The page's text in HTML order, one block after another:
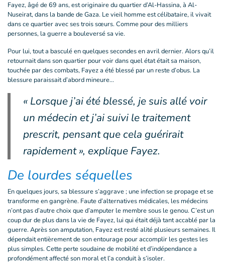
Fayez, âgé de 69 ans, est originaire du quartier d’Al-Hassina, à Al-
Nuseirat, dans la bande de Gaza. Le vieil homme est célibataire, il vivait
dans ce quartier avec ses trois sœurs. Comme pour des milliers
personnes, la guerre a bouleversé sa vie.
Pour lui, tout a basculé en quelques secondes en avril dernier. Alors qu’il
retournait dans son quartier pour voir dans quel état était sa maison,
touchée par des combats, Fayez a été blessé par un reste d’obus. La
blessure paraissait d’abord mineure...
« Lorsque j’ai été blessé, je suis allé voir
un médecin et j’ai suivi le traitement
prescrit, pensant que cela guérirait
rapidement », explique Fayez.
De lourdes séquelles
En quelques jours, sa blessure s’aggrave ; une infection se propage et se
transforme en gangrène. Faute d’alternatives médicales, les médecins
n’ont pas d’autre choix que d’amputer le membre sous le genou. C’est un
coup dur de plus dans la vie de Fayez, lui qui était déjà tant accablé par la
guerre. Après son amputation, Fayez est resté alité plusieurs semaines. Il
dépendait entièrement de son entourage pour accomplir les gestes les
plus simples. Cette perte soudaine de mobilité et d’indépendance a
profondément affecté son moral et l’a conduit à s’isoler.